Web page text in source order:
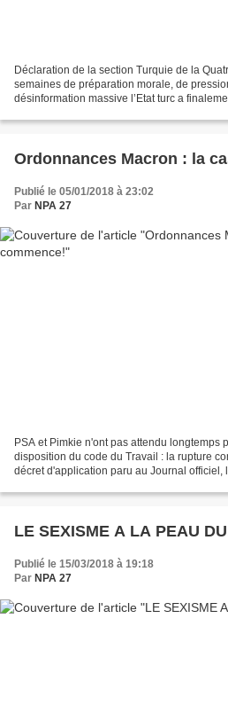
Déclaration de la section Turquie de la
semaines de préparation morale, de
désinformation massive l’Etat turc a
Ordonnances Macron : la
Publié le 05/01/2018 à 23:02
Par NPA 27
PSA et Pimkie n'ont pas attendu longtemps
disposition du code du Travail : la rupture
décret d'application paru au Journal officiel,
LE SEXISME A LA PEAU
Publié le 15/03/2018 à 19:18
Par NPA 27